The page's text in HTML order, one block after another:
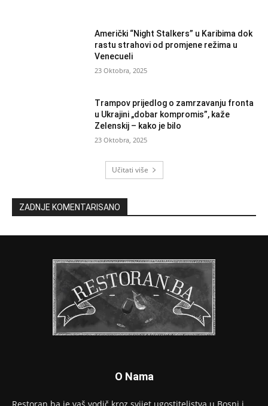
Američki “Night Stalkers” u Karibima dok
rastu strahovi od promjene režima u
Venecueli
23 Oktobra, 2025
Trampov prijedlog o zamrzavanju fronta
u Ukrajini „dobar kompromis”, kaže
Zelenskij – kako je bilo
23 Oktobra, 2025
Učitati više
ZADNJE KOMENTARISANO
O Nama
Restoran.ba je vaš vodič kroz svijet ugostiteljstva u Bosni i